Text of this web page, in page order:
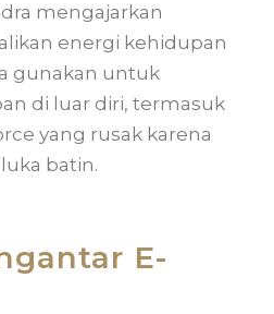
mengajarkan
energi kehidupan
gunakan untuk
di luar diri, termasuk
yang rusak karena
batin.
E-